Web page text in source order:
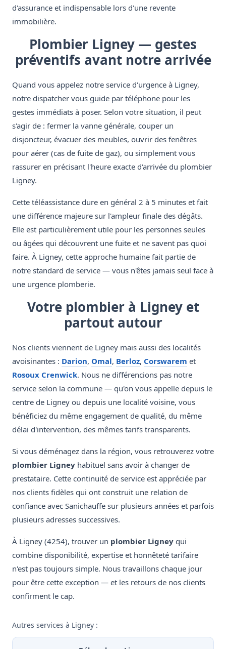
d'assurance et indispensable lors d'une revente
immobilière.
Plombier Ligney — gestes
préventifs avant notre arrivée
Quand vous appelez notre service d'urgence à Ligney,
notre dispatcher vous guide par téléphone pour les
gestes immédiats à poser. Selon votre situation, il peut
s'agir de : fermer la vanne générale, couper un
disjoncteur, évacuer des meubles, ouvrir des fenêtres
pour aérer (cas de fuite de gaz), ou simplement vous
rassurer en précisant l'heure exacte d'arrivée du plombier
Ligney.
Cette téléassistance dure en général 2 à 5 minutes et fait
une différence majeure sur l'ampleur finale des dégâts.
Elle est particulièrement utile pour les personnes seules
ou âgées qui découvrent une fuite et ne savent pas quoi
faire. À Ligney, cette approche humaine fait partie de
notre standard de service — vous n'êtes jamais seul face à
une urgence plomberie.
Votre plombier à Ligney et
partout autour
Nos clients viennent de Ligney mais aussi des localités
avoisinantes : Darion, Omal, Berloz, Corswarem et
Rosoux Crenwick. Nous ne différencions pas notre
service selon la commune — qu'on vous appelle depuis le
centre de Ligney ou depuis une localité voisine, vous
bénéficiez du même engagement de qualité, du même
délai d'intervention, des mêmes tarifs transparents.
Si vous déménagez dans la région, vous retrouverez votre
plombier Ligney habituel sans avoir à changer de
prestataire. Cette continuité de service est appréciée par
nos clients fidèles qui ont construit une relation de
confiance avec Sanichauffe sur plusieurs années et parfois
plusieurs adresses successives.
À Ligney (4254), trouver un plombier Ligney qui
combine disponibilité, expertise et honnêteté tarifaire
n'est pas toujours simple. Nous travaillons chaque jour
pour être cette exception — et les retours de nos clients
confirment le cap.
Autres services à Ligney :